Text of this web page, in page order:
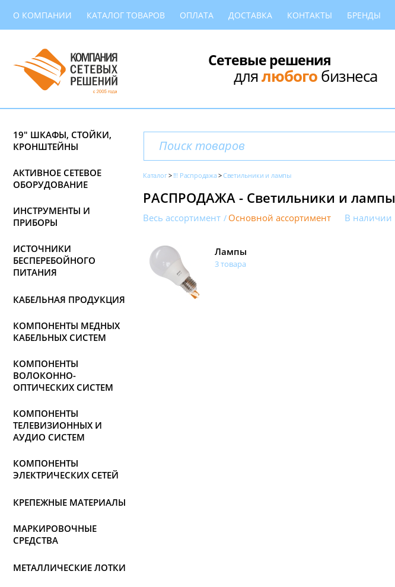
О КОМПАНИИ КАТАЛОГ ТОВАРОВ ОПЛАТА ДОСТАВКА КОНТАКТЫ БРЕНДЫ
Сетевые решения
длялюбогобизнеса
19" ШКАФЫ, СТОЙКИ,
КРОНШТЕЙНЫ
АКТИВНОЕ СЕТЕВОЕ
ОБОРУДОВАНИЕ
ИНСТРУМЕНТЫ И
ПРИБОРЫ
ИСТОЧНИКИ
БЕСПЕРЕБОЙНОГО
ПИТАНИЯ
КАБЕЛЬНАЯ ПРОДУКЦИЯ
КОМПОНЕНТЫ МЕДНЫХ
КАБЕЛЬНЫХ СИСТЕМ
КОМПОНЕНТЫ
ВОЛОКОННО-
ОПТИЧЕСКИХ СИСТЕМ
КОМПОНЕНТЫ
ТЕЛЕВИЗИОННЫХ И
АУДИО СИСТЕМ
КОМПОНЕНТЫ
ЭЛЕКТРИЧЕСКИХ СЕТЕЙ
КРЕПЕЖНЫЕ МАТЕРИАЛЫ
МАРКИРОВОЧНЫЕ
СРЕДСТВА
МЕТАЛЛИЧЕСКИЕ ЛОТКИ
Каталог !!! Распродажа Светильники и лампы
РАСПРОДАЖА - Светильники и лампы
Весь ассортимент Основной ассортимент В наличии
Лампы
3 товара